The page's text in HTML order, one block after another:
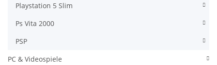
Playstation 5 Slim
Ps Vita 2000
PSP
PC & Videospiele